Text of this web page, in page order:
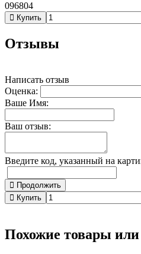
096804
Купить
Отзывы
Написать отзыв
Оценка:
Ваше Имя:
Ваш отзыв:
Введите код, указанный на
Продолжить
Купить
Похожие товары или